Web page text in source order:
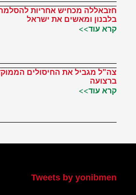
חזבאללה מכחיש אחריות
בלבנון ומאשים את ישראל
קרא עוד>>
צה"ל מגביל את החיסולים
ברצועה
קרא עוד>>
Tweets by yonibmen